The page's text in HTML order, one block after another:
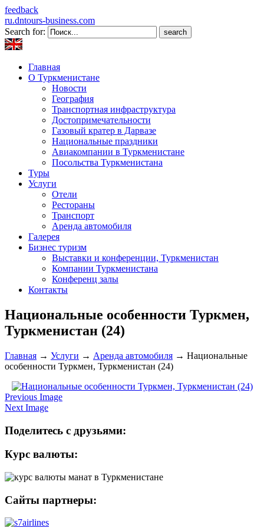
feedback
ru.dntours-business.com
Search for:
Главная
О Туркменистане
Новости
География
Транспортная инфраструктура
Достопримечательности
Газовый кратер в Дарвазе
Национальные праздники
Авиакомпании в Туркменистане
Посольства Туркменистана
Туры
Услуги
Отели
Рестораны
Транспорт
Аренда автомобиля
Галерея
Бизнес туризм
Выставки и конференции, Туркменистан
Компании Туркменистана
Конференц залы
Контакты
Национальные особенности Туркмен,
Туркменистан (24)
Главная → Услуги → Аренда автомобиля → Национальные
особенности Туркмен, Туркменистан (24)
Previous Image
Next Image
Поделитесь с друзьями:
Курс валюты:
Сайты партнеры: